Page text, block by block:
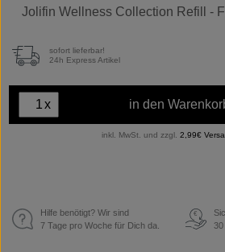
Jolifin Wellness Collection Refill -
sofort lieferbar!
24h Express Artikel
x in den
inkl. MwSt. und zzgl. 2,99€
Hilfe benötigt? Wir sind
7 Tage pro Woche für Dich da.
€
30